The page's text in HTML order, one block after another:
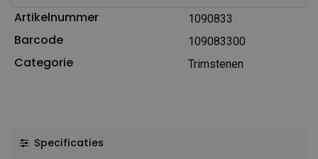
Artikelnummer 1090833
Barcode 109083300
Categorie Trimstenen
Specificaties